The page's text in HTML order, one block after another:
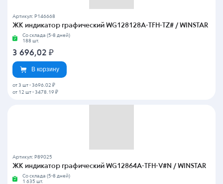
Артикул: P146668
ЖК индикатор графический WG128128A-TFH-TZ# / WINSTAR
Со склада (5-8 дней)
188 шт.
3 696,02 ₽
В корзину
от 3 шт - 3696.02 ₽
от 12 шт - 3478.19 ₽
Артикул: P89025
ЖК индикатор графический WG12864A-TFH-V#N / WINSTAR
Со склада (5-8 дней)
1 635 шт.